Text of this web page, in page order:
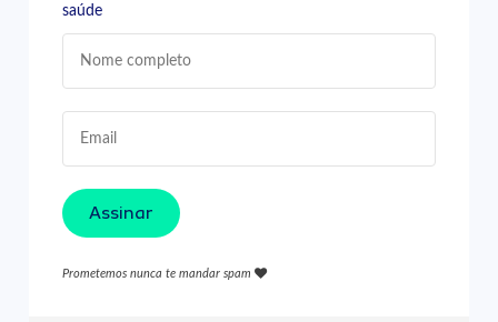
saúde
Assinar
Prometemos nunca te mandar spam